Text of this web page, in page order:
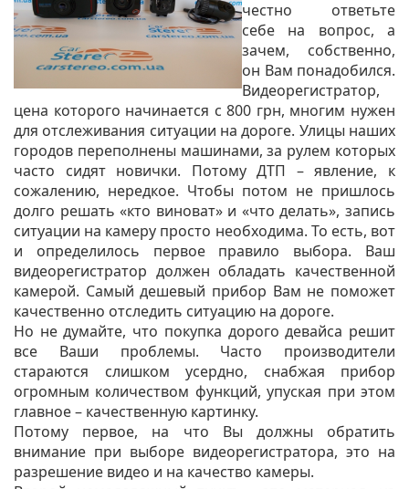
честно ответьте
себе на вопрос, а
зачем, собственно,
он Вам понадобился.
Видеорегистратор,
цена которого начинается с 800 грн, многим нужен
для отслеживания ситуации на дороге. Улицы наших
городов переполнены машинами, за рулем которых
часто сидят новички. Потому ДТП – явление, к
сожалению, нередкое. Чтобы потом не пришлось
долго решать «кто виноват» и «что делать», запись
ситуации на камеру просто необходима. То есть, вот
и определилось первое правило выбора. Ваш
видеорегистратор должен обладать качественной
камерой. Самый дешевый прибор Вам не поможет
качественно отследить ситуацию на дороге.
Но не думайте, что покупка дорого девайса решит
все Ваши проблемы. Часто производители
стараются слишком усердно, снабжая прибор
огромным количеством функций, упуская при этом
главное – качественную картинку.
Потому первое, на что Вы должны обратить
внимание при выборе видеорегистратора, это на
разрешение видео и на качество камеры.